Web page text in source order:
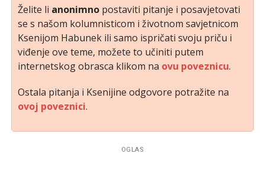
Želite li anonimnopostaviti pitanje i posavjetovati
se s našom kolumnisticom i životnom savjetnicom
Ksenijom Habunek ili samo ispričati svoju priču i
viđenje ove teme, možete to učiniti putem
internetskog obrasca klikom na ovu poveznicu.
Ostala pitanja i Ksenijine odgovore potražite na
ovoj poveznici.
OGLAS